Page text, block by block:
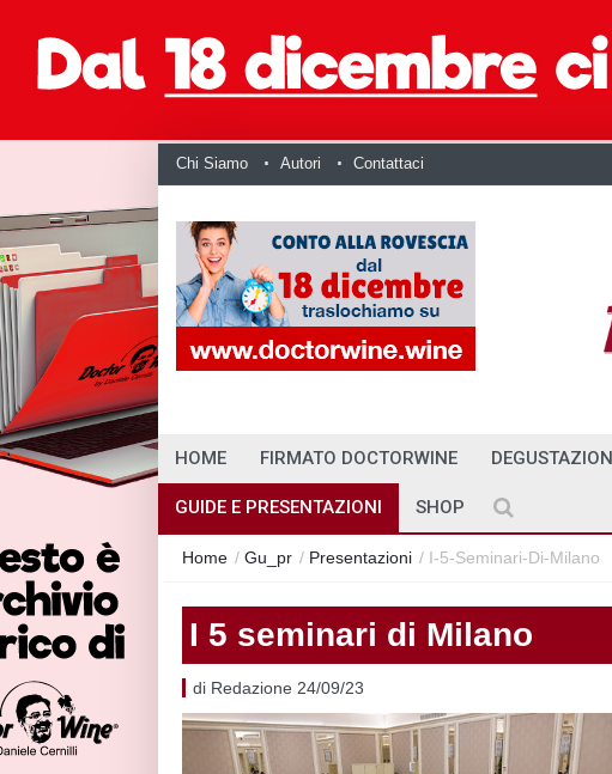
Chi Siamo Autori Contattaci
HOME FIRMATO DOCTORWINE
GUIDE E PRESENTAZIONI SHOP
Home / Gu_pr / Presentazioni / I-5-Seminari-Di-Milano
I 5 seminari di Milano
di Redazione 24/09/23